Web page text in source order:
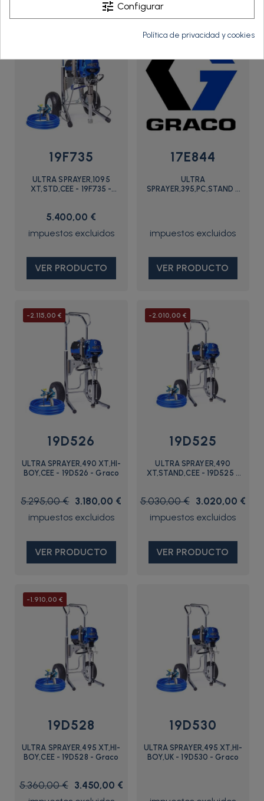
19F735
ULTRA SPRAYER,1095
XT,STD,CEE - 19F735 -
5.400,00 €
VER PRODUCTO
17E844
ULTRA
SPRAYER,395,PC,STAND -
VER PRODUCTO
-2.115,00 €
19D526
ULTRA SPRAYER,490 XT,HI-
BOY,CEE - 19D526 - Graco
5.295,00 € 3.180,00 €
VER PRODUCTO
-2.010,00 €
19D525
ULTRA SPRAYER,490
XT,STAND,CEE - 19D525 -
5.030,00 € 3.020,00 €
VER PRODUCTO
-1.910,00 €
19D528
ULTRA SPRAYER,495 XT,HI-
BOY,CEE - 19D528 - Graco
5.360,00 € 3.450,00 €
19D530
ULTRA SPRAYER,495 XT,HI-
BOY,UK - 19D530 - Graco
tune Configurar
Política de privacidad y cookies